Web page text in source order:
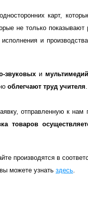
карт,
не только
и
звуковыхи
облегчают труд учителя.
отправленную к
товаров
производятся в
можете узнать здесь.